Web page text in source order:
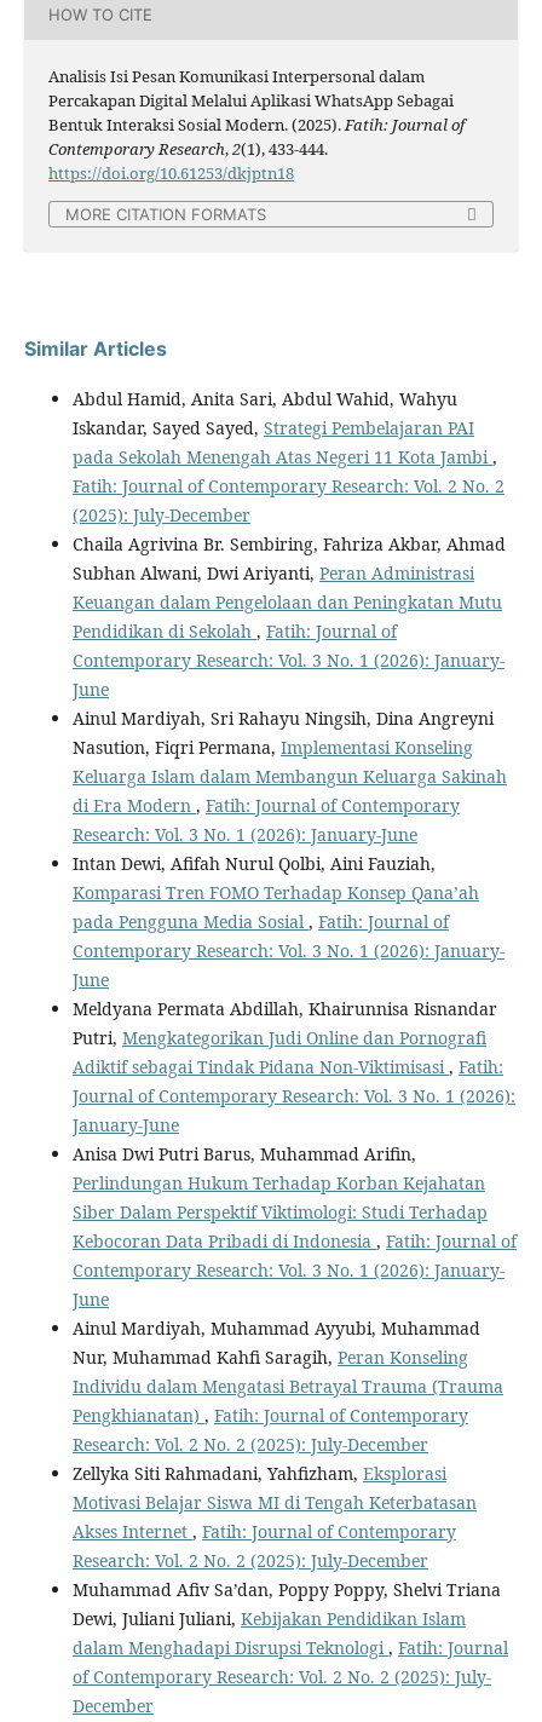
HOW TO CITE
Analisis Isi Pesan Komunikasi Interpersonal dalam
Percakapan Digital Melalui Aplikasi WhatsApp Sebagai
Bentuk Interaksi Sosial Modern. (2025).Fatih: Journal of
Contemporary Research,2(1), 433-444.
https://doi.org/10.61253/dkjptn18
MORE CITATION FORMATS
Similar Articles
Abdul Hamid, Anita Sari, Abdul Wahid, Wahyu
Iskandar, Sayed Sayed, Strategi Pembelajaran PAI
pada Sekolah Menengah Atas Negeri 11 Kota Jambi,
Fatih: Journal of Contemporary Research: Vol. 2 No. 2
(2025): July-December
Chaila Agrivina Br. Sembiring, Fahriza Akbar, Ahmad
Subhan Alwani, Dwi Ariyanti, Peran Administrasi
Keuangan dalam Pengelolaan dan Peningkatan Mutu
Pendidikan di Sekolah , Fatih: Journal of
Contemporary Research: Vol. 3 No. 1 (2026): January-
June
Ainul Mardiyah, Sri Rahayu Ningsih, Dina Angreyni
Nasution, Fiqri Permana, Implementasi Konseling
Keluarga Islam dalam Membangun Keluarga Sakinah
di Era Modern , Fatih: Journal of Contemporary
Research: Vol. 3 No. 1 (2026): January-June
Intan Dewi, Afifah Nurul Qolbi, Aini Fauziah,
Komparasi Tren FOMO Terhadap Konsep Qana’ah
pada Pengguna Media Sosial , Fatih: Journal of
Contemporary Research: Vol. 3 No. 1 (2026): January-
June
Meldyana Permata Abdillah, Khairunnisa Risnandar
Putri, Mengkategorikan Judi Online dan Pornografi
Adiktif sebagai Tindak Pidana Non-Viktimisasi, Fatih:
Journal of Contemporary Research: Vol. 3 No. 1 (2026):
January-June
Anisa Dwi Putri Barus, Muhammad Arifin,
Perlindungan Hukum Terhadap Korban Kejahatan
Siber Dalam Perspektif Viktimologi: Studi Terhadap
Kebocoran Data Pribadi di Indonesia , Fatih: Journal of
Contemporary Research: Vol. 3 No. 1 (2026): January-
June
Ainul Mardiyah, Muhammad Ayyubi, Muhammad
Nur, Muhammad Kahfi Saragih, Peran Konseling
Individu dalam Mengatasi Betrayal Trauma (Trauma
Pengkhianatan) , Fatih: Journal of Contemporary
Research: Vol. 2 No. 2 (2025): July-December
Zellyka Siti Rahmadani, Yahfizham, Eksplorasi
Motivasi Belajar Siswa MI di Tengah Keterbatasan
Akses Internet , Fatih: Journal of Contemporary
Research: Vol. 2 No. 2 (2025): July-December
Muhammad Afiv Sa’dan, Poppy Poppy, Shelvi Triana
Dewi, Juliani Juliani, Kebijakan Pendidikan Islam
dalam Menghadapi Disrupsi Teknologi, Fatih: Journal
of Contemporary Research: Vol. 2 No. 2 (2025): July-
December